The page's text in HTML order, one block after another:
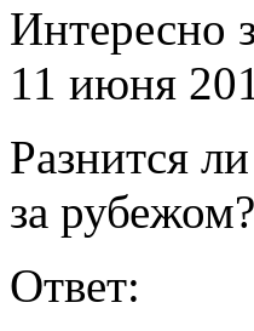
Интересно
11 июня
Разнится
за рубежом?
Ответ: